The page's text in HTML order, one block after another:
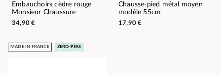
Embauchoirs cèdre rouge
Monsieur Chaussure
34,90 €
Chausse-pied métal moyen
modèle 55cm
17,90 €
MADE IN FRANCE ZERO-PFAS